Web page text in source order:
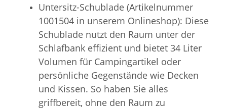
Untersitz-Schublade (Artikelnummer
1001504 in unserem Onlineshop): Diese
Schublade nutzt den Raum unter der
Schlafbank effizient und bietet 34 Liter
Volumen für Campingartikel oder
persönliche Gegenstände wie Decken
und Kissen. So haben Sie alles
griffbereit, ohne den Raum zu